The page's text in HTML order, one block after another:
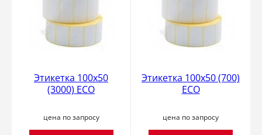
Этикетка 100х50
(3000) ECO
цена по запросу
Этикетка 100х50 (700)
ECO
цена по запросу